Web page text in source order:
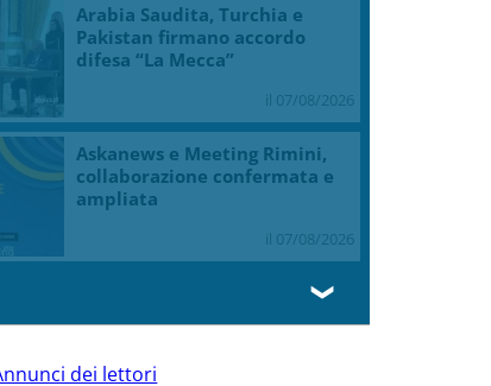
Arabia Saudita, Turchia e
Pakistan firmano accordo
difesa “La Mecca”
il 07/08/2026
Askanews e Meeting Rimini,
collaborazione confermata e
ampliata
il 07/08/2026
❯